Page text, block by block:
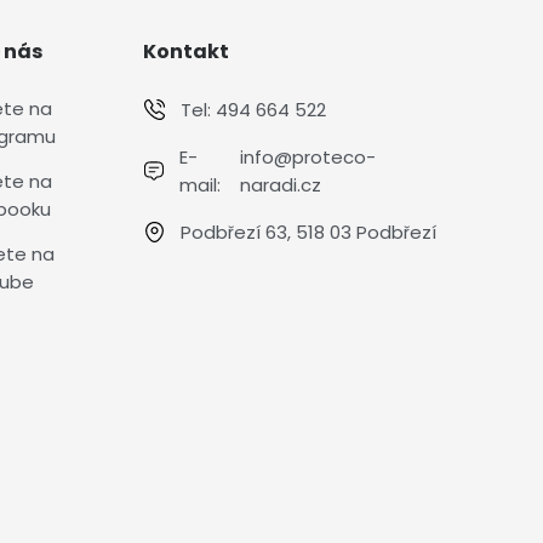
na
na
na
Kontakt
Tel: 494 664 522
E-
mail:
info@proteco-
naradi.cz
Podbřezí 63, 518 03 Podbřezí